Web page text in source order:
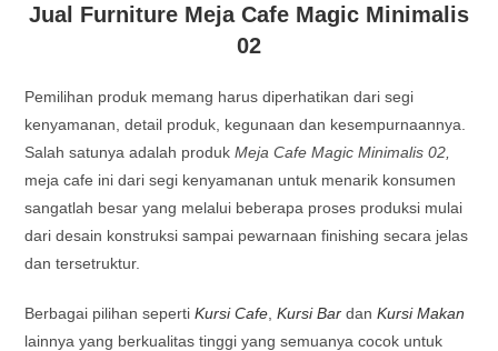
Jual Furniture Meja Cafe Magic Minimalis
02
Pemilihan produk memang harus diperhatikan dari segi
kenyamanan, detail produk, kegunaan dan kesempurnaannya.
Salah satunya adalah produkMeja Cafe Magic Minimalis 02,
meja cafe ini dari segi kenyamanan untuk menarik konsumen
sangatlah besar yang melalui beberapa proses produksi mulai
dari desain konstruksi sampai pewarnaan finishing secara jelas
dan tersetruktur.
Berbagai pilihan sepertiKursi Cafe ,Kursi Bar danKursi Makan
lainnya yang berkualitas tinggi yang semuanya cocok untuk